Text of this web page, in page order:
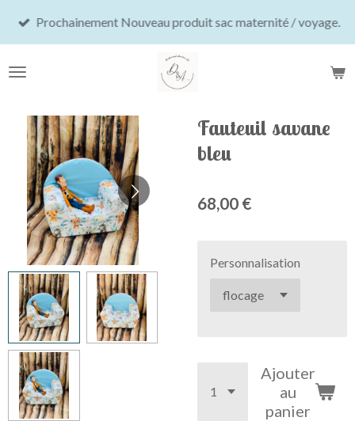
Passer
principal
Prochainement Nouveau produit sac maternité / voyage.
Fauteuil savane
bleu
68,00 €
Personnalisation
Ajouter
au
panier